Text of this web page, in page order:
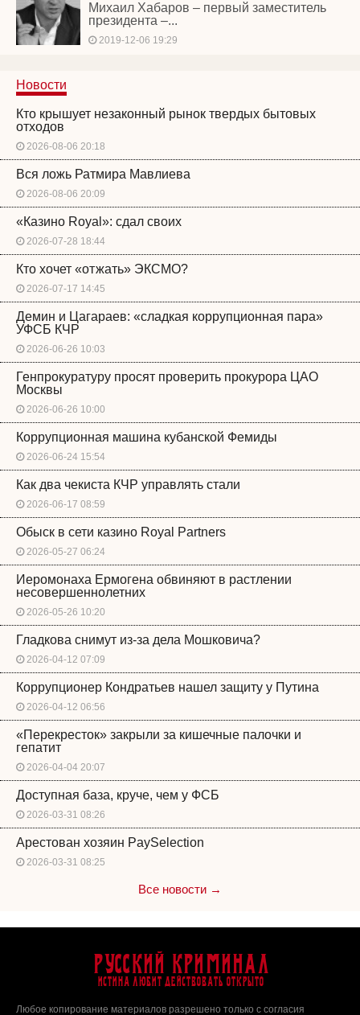
Михаил Хабаров – первый заместитель
президента –...
2019-12-06 19:29
Новости
Кто крышует незаконный рынок твердых бытовых
отходов
2026-08-06 20:18
Вся ложь Ратмира Мавлиева
2026-08-06 20:09
«Казино Royal»: сдал своих
2026-07-28 18:44
Кто хочет «отжать» ЭКСМО?
2026-07-17 14:45
Демин и Цагараев: «сладкая коррупционная пара»
УФСБ КЧР
2026-06-26 10:03
Генпрокуратуру просят проверить прокурора ЦАО
Москвы
2026-06-26 10:00
Коррупционная машина кубанской Фемиды
2026-06-24 15:54
Как два чекиста КЧР управлять стали
2026-06-17 08:59
Обыск в сети казино Royal Partners
2026-05-27 06:24
Иеромонаха Ермогена обвиняют в растлении
несовершеннолетних
2026-05-26 10:20
Гладкова снимут из-за дела Мошковича?
2026-04-12 07:09
Коррупционер Кондратьев нашел защиту у Путина
2026-04-12 06:56
«Перекресток» закрыли за кишечные палочки и
гепатит
2026-04-04 20:07
Доступная база, круче, чем у ФСБ
2026-03-31 08:26
Арестован хозяин PaySelection
2026-03-31 08:25
Все новости →
Русский Криминал
Истина любит действовать открыто
Любое копирование материалов разрешено только с согласия